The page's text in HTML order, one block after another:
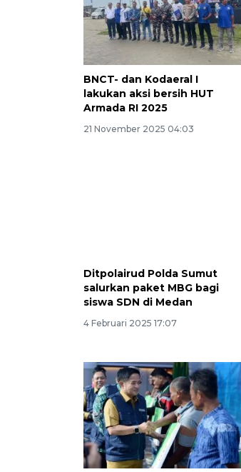
BNCT- dan Kodaeral I
lakukan aksi bersih HUT
Armada RI 2025
21 November 2025 04:03
Ditpolairud Polda Sumut
salurkan paket MBG bagi
siswa SDN di Medan
4 Februari 2025 17:07